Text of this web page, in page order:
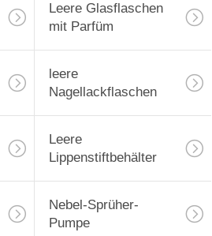
Leere Glasflaschen
mit Parfüm
leere
Nagellackflaschen
Leere
Lippenstiftbehälter
Nebel-Sprüher-
Pumpe